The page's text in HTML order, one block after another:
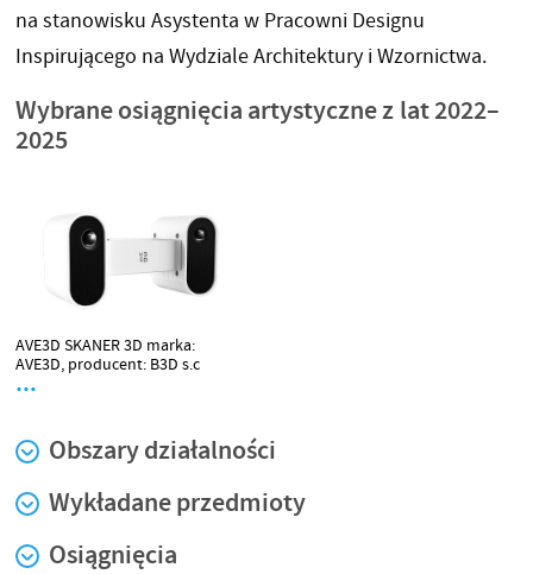
na stanowisku Asystenta w Pracowni Designu
Inspirującego na Wydziale Architektury i Wzornictwa.
Wybrane osiągnięcia artystyczne z lat 2022–
2025
AVE3D SKANER 3D marka:
AVE3D, producent: B3D s.c
…
Obszary działalności
Wykładane przedmioty
Osiągnięcia